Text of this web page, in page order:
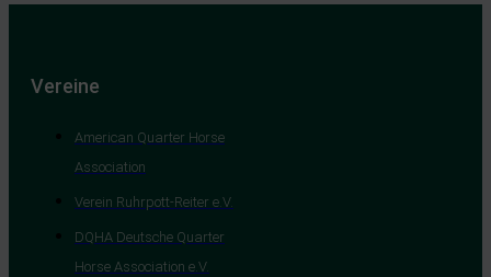
Vereine
American Quarter Horse
Association
Verein Ruhrpott-Reiter e.V.
DQHA Deutsche Quarter
Horse Association e.V.